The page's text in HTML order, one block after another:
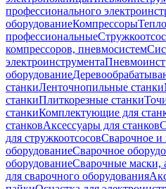
профессионального
оборудованиеКомпрессоры
профессиональные
компрессоров, пневмосистем
электроинструмента
оборудование
станкиЛенточнопильные станки
станкиПлиткорезные станки
станкиКомплектующие для
станковАксессуары для станков
для стружкоотсосовСварочное и
оборудованиеСварочное
оборудованиеСварочные маски,
для сварочного оборудования